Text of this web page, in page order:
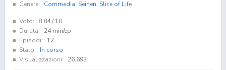
Genere:
Commedia, Seinen, Slice of Life
Voto: 8.84/ 10
Durata:
24 min/ep
Episodi:
12
Stato:
In corso
Visualizzazioni:
26.693